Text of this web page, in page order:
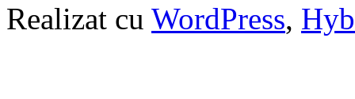
Realizat cu WordPress,